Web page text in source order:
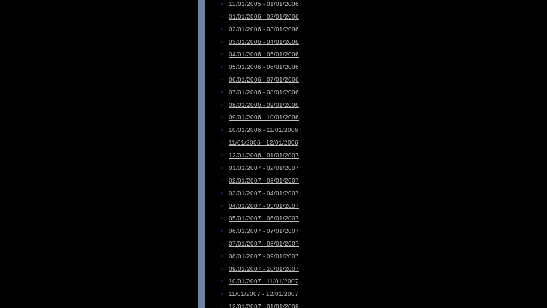
12/01/2005 - 01/01/2006
01/01/2006 - 02/01/2006
02/01/2006 - 03/01/2006
03/01/2006 - 04/01/2006
04/01/2006 - 05/01/2006
05/01/2006 - 06/01/2006
06/01/2006 - 07/01/2006
07/01/2006 - 08/01/2006
08/01/2006 - 09/01/2006
09/01/2006 - 10/01/2006
10/01/2006 - 11/01/2006
11/01/2006 - 12/01/2006
12/01/2006 - 01/01/2007
01/01/2007 - 02/01/2007
02/01/2007 - 03/01/2007
03/01/2007 - 04/01/2007
04/01/2007 - 05/01/2007
05/01/2007 - 06/01/2007
06/01/2007 - 07/01/2007
07/01/2007 - 08/01/2007
08/01/2007 - 09/01/2007
09/01/2007 - 10/01/2007
10/01/2007 - 11/01/2007
11/01/2007 - 12/01/2007
12/01/2007 - 01/01/2008